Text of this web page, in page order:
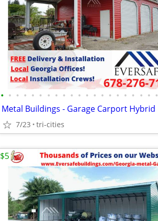
• • • • • • • • • • • • • • • • • • • • •
Metal Buildings - Garage Carport Hybrid
7/23 tri-cities
$5